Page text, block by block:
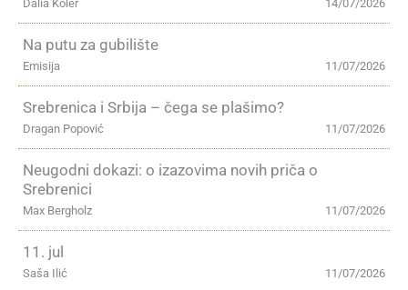
14/07/2026
Dalia Koler
Na putu za gubilište
11/07/2026
Emisija
Srebrenica i Srbija – čega se plašimo?
11/07/2026
Dragan Popović
Neugodni dokazi: o izazovima novih priča o
Srebrenici
11/07/2026
Max Bergholz
11. jul
11/07/2026
Saša Ilić